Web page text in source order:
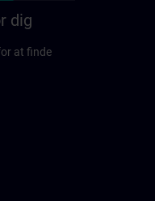
dig
at finde